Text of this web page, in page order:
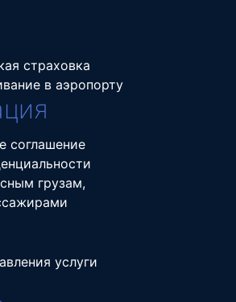
страховка
в аэропорту
соглашение
грузам,
услуги